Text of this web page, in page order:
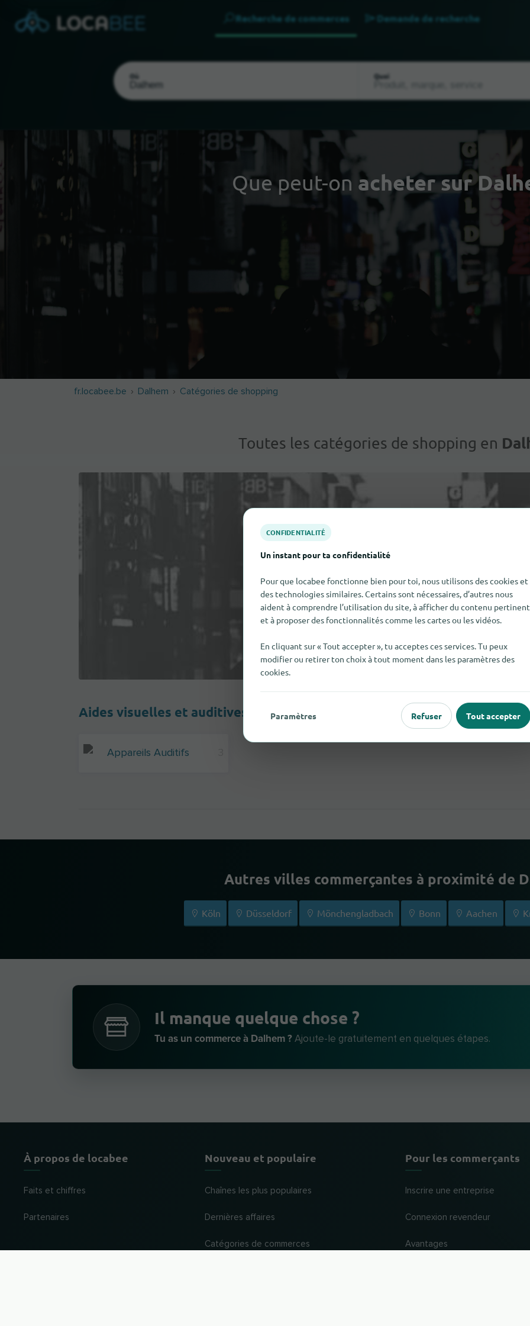
Recherche de commerces Demande de recherche
Où Quoi
Que peut-on acheter sur
fr.locabee.be Dalhem Catégories de shopping
Toutes les catégories de shopping en
Aides visuelles et auditives
Appareils Auditifs
Autres villes commerçantes à proximité de
Köln Düsseldorf Mönchengladbach Bonn Aachen
Il manque quelque chose ?
Tu as un commerce à Dalhem ? Ajoute-le gratuitement en quelques étapes.
À propos de locabee
Faits et chiffres
Partenaires
Mentions légales
Nouveau et populaire
Chaînes les plus populaires
Dernières affaires
Catégories de commerces
Pour les commerçants
Inscrire une entreprise
Connexion revendeur
Avantages
CONFIDENTIALITÉ
Un instant pour ta confidentialité
Pour que locabee fonctionne bien pour toi, nous utilisons des cookies et
des technologies similaires. Certains sont nécessaires, d’autres nous
aident à comprendre l’utilisation du site, à afficher du contenu pertinent
et à proposer des fonctionnalités comme les cartes ou les vidéos.
En cliquant sur « Tout accepter », tu acceptes ces services. Tu peux
modifier ou retirer ton choix à tout moment dans les paramètres des
cookies.
Paramètres Refuser Tout accepter